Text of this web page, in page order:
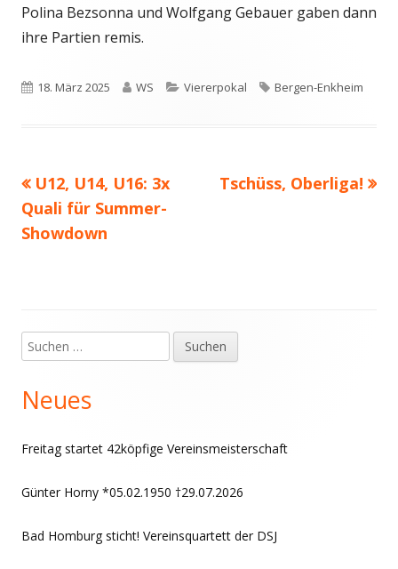
Polina Bezsonna und Wolfgang Gebauer gaben dann
ihre Partien remis.
Veröffentlicht
18. März 2025 Autor
WS Kategorien
Viererpokal Schlagwörter
Bergen-Enkheim
Beitragsnavigation
Vorheriger
Beitrag:
U12, U14, U16: 3x
Quali für Summer-
Showdown
Nächster
Tschüss, Oberliga!
Haupt-
Seitenleiste
Suchen
nach:
Neues
Freitag startet 42köpfige Vereinsmeisterschaft
Günter Horny *05.02.1950 †29.07.2026
Bad Homburg sticht! Vereinsquartett der DSJ